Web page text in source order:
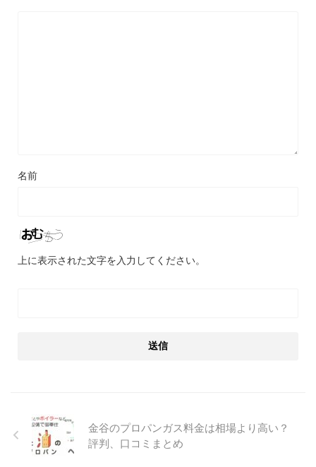
名前
上に表示された文字を入力してください。
金谷のプロパンガス料金は相場より高い？
評判、口コミまとめ